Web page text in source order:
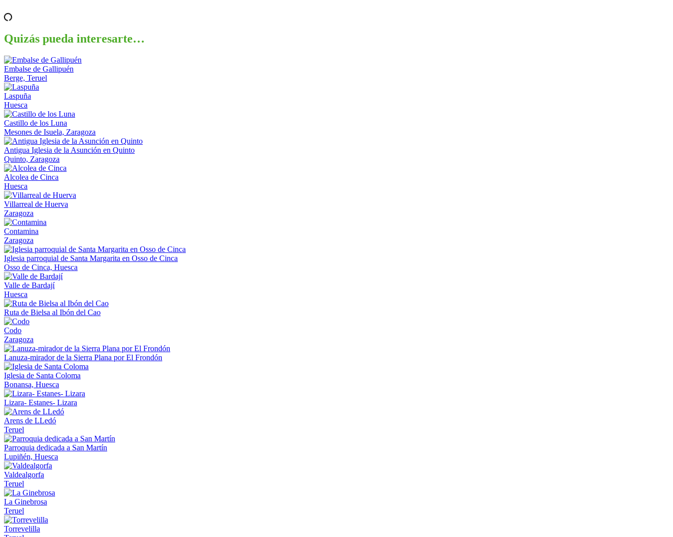
Quizás pueda interesarte…
Embalse de Gallipuén
Berge, Teruel
Laspuña
Huesca
Castillo de los Luna
Mesones de Isuela, Zaragoza
Antigua Iglesia de la Asunción en Quinto
Quinto, Zaragoza
Alcolea de Cinca
Huesca
Villarreal de Huerva
Zaragoza
Contamina
Zaragoza
Iglesia parroquial de Santa Margarita en Osso de Cinca
Osso de Cinca, Huesca
Valle de Bardají
Huesca
Ruta de Bielsa al Ibón del Cao
Codo
Zaragoza
Lanuza-mirador de la Sierra Plana por El Frondón
Iglesia de Santa Coloma
Bonansa, Huesca
Lizara- Estanes- Lizara
Arens de LLedó
Teruel
Parroquia dedicada a San Martín
Lupiñén, Huesca
Valdealgorfa
Teruel
La Ginebrosa
Teruel
Torrevelilla